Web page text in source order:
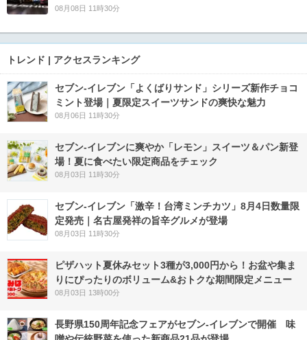
08月08日 11時30分
トレンド | アクセスランキング
セブン‐イレブン「よくばりサンド」シリーズ新作チョコ
ミント登場｜夏限定スイーツサンドの爽快な魅力
08月06日 11時30分
セブン‐イレブンに爽やか「レモン」スイーツ＆パン新登
場！夏に食べたい限定商品をチェック
08月03日 11時30分
セブン-イレブン「激辛！台湾ミンチカツ」8月4日数量限
定発売｜名古屋発祥の旨辛グルメが登場
08月03日 11時30分
ピザハット夏休みセット3種が3,000円から！お盆や集ま
りにぴったりのボリューム&おトクな期間限定メニュー
08月03日 13時00分
長野県150周年記念フェアがセブン-イレブンで開催 味